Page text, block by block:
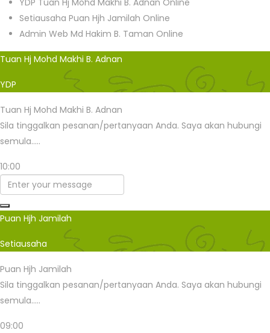
YDP Tuan Hj Mohd Makhi B. Adnan Online
Setiausaha Puan Hjh Jamilah Online
Admin Web Md Hakim B. Taman Online
Tuan Hj Mohd Makhi B. Adnan
YDP
Tuan Hj Mohd Makhi B. Adnan
Sila tinggalkan pesanan/pertanyaan Anda. Saya akan hubungi
semula.....
10:00
Puan Hjh Jamilah
Setiausaha
Puan Hjh Jamilah
Sila tinggalkan pesanan/pertanyaan Anda. Saya akan hubungi
semula.....
09:00